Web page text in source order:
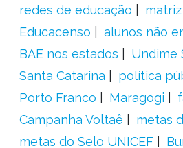
redes de educação
Educacenso
alunos não
BAE nos estados
Undime
Santa Catarina
política
Porto Franco
Maragogi
Campanha Voltaê
metas
metas do Selo UNICEF